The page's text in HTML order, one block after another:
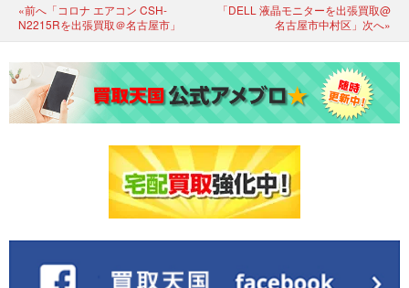
«前へ「コロナ エアコン CSH-
N2215Rを出張買取＠名古屋市」
「DELL 液晶モニターを出張買取@
名古屋市中村区」次へ»